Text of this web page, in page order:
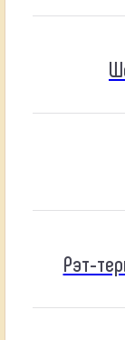
Рэт-